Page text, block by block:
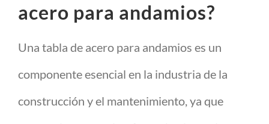
acero para andamios?
Una tabla de acero para andamios es un
componente esencial en la industria de la
construcción y el mantenimiento, ya que